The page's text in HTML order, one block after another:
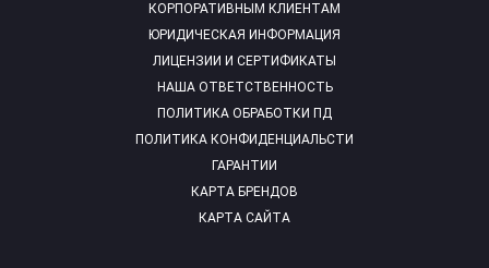
КОРПОРАТИВНЫМ КЛИЕНТАМ
ЮРИДИЧЕСКАЯ ИНФОРМАЦИЯ
ЛИЦЕНЗИИ И СЕРТИФИКАТЫ
НАША ОТВЕТСТВЕННОСТЬ
ПОЛИТИКА ОБРАБОТКИ ПД
ПОЛИТИКА КОНФИДЕНЦИАЛЬСТИ
ГАРАНТИИ
КАРТА БРЕНДОВ
КАРТА САЙТА